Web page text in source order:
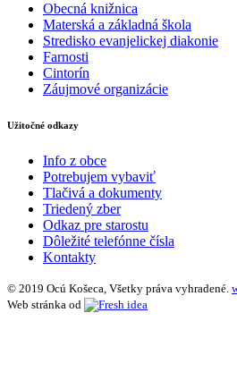
Obecná knižnica
Materská a základná škola
Stredisko evanjelickej diakonie
Farnosti
Cintorín
Záujmové organizácie
Užitočné odkazy
Info z obce
Potrebujem vybaviť
Tlačivá a dokumenty
Triedený zber
Odkaz pre starostu
Dôležité telefónne čísla
Kontakty
© 2019 Ocú Košeca, Všetky práva vyhradené.
Web stránka od